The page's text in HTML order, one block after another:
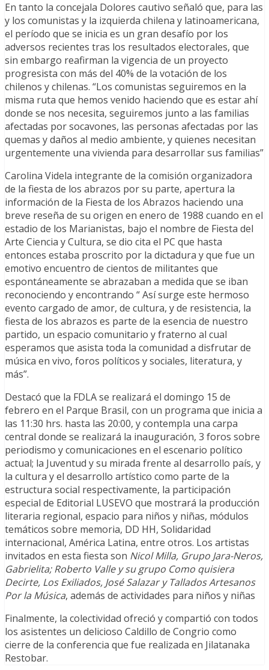
En tanto la concejala Dolores cautivo señaló que, para las
y los comunistas y la izquierda chilena y latinoamericana,
el período que se inicia es un gran desafío por los
adversos recientes tras los resultados electorales, que
sin embargo reafirman la vigencia de un proyecto
progresista con más del 40% de la votación de los
chilenos y chilenas. “Los comunistas seguiremos en la
misma ruta que hemos venido haciendo que es estar ahí
donde se nos necesita, seguiremos junto a las familias
afectadas por socavones, las personas afectadas por las
quemas y daños al medio ambiente, y quienes necesitan
urgentemente una vivienda para desarrollar sus familias”
Carolina Videla integrante de la comisión organizadora
de la fiesta de los abrazos por su parte, apertura la
información de la Fiesta de los Abrazos haciendo una
breve reseña de su origen en enero de 1988 cuando en el
estadio de los Marianistas, bajo el nombre de Fiesta del
Arte Ciencia y Cultura, se dio cita el PC que hasta
entonces estaba proscrito por la dictadura y que fue un
emotivo encuentro de cientos de militantes que
espontáneamente se abrazaban a medida que se iban
reconociendo y encontrando “ Así surge este hermoso
evento cargado de amor, de cultura, y de resistencia, la
fiesta de los abrazos es parte de la esencia de nuestro
partido, un espacio comunitario y fraterno al cual
esperamos que asista toda la comunidad a disfrutar de
música en vivo, foros políticos y sociales, literatura, y
más”.
Destacó que la FDLA se realizará el domingo 15 de
febrero en el Parque Brasil, con un programa que inicia a
las 11:30 hrs. hasta las 20:00, y contempla una carpa
central donde se realizará la inauguración, 3 foros sobre
periodismo y comunicaciones en el escenario político
actual; la Juventud y su mirada frente al desarrollo país, y
la cultura y el desarrollo artístico como parte de la
estructura social respectivamente, la participación
especial de Editorial LUSEVO que mostrará la producción
literaria regional, espacio para niños y niñas, módulos
temáticos sobre memoria, DD HH, Solidaridad
internacional, América Latina, entre otros. Los artistas
invitados en esta fiesta son Nicol Milla, Grupo Jara-Neros,
Gabrielita; Roberto Valle y su grupo Como quisiera
Decirte, Los Exiliados, José Salazar y Tallados Artesanos
Por la Música, además de actividades para niños y niñas
Finalmente, la colectividad ofreció y compartió con todos
los asistentes un delicioso Caldillo de Congrio como
cierre de la conferencia que fue realizada en Jilatanaka
Restobar.